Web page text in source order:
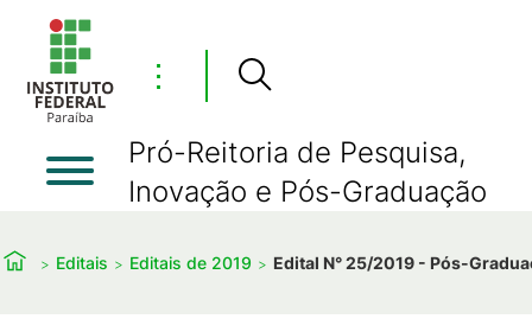
⋮
Pró-Reitoria de Pesquisa,
Inovação e Pós-Graduação
Editais Editais de 2019 Edital N° 25/2019 - Pós-